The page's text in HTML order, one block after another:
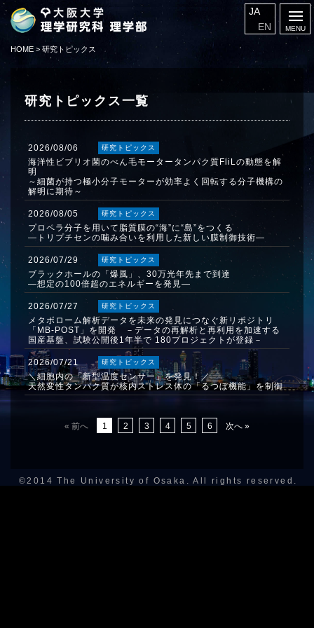
JA
EN
HOME > 研究トピックス
研究トピックス一覧
2026/08/06 研究トピックス
海洋性ビブリオ菌のべん毛モータータンパク質FliLの動態を解
明
～細菌が持つ極小分子モーターが効率よく回転する分子機構の
解明に期待～
2026/08/05 研究トピックス
プロペラ分子を用いて脂質膜の“海”に“島”をつくる
―トリプチセンの噛み合いを利用した新しい膜制御技術―
2026/07/29 研究トピックス
ブラックホールの「爆風」、30万光年先まで到達
―想定の100倍超のエネルギーを発見―
2026/07/27 研究トピックス
メタボローム解析データを未来の発見につなぐ新リポジトリ
「MB-POST」を開発 －データの再解析と再利用を加速する
国産基盤、試験公開後1年半で 180プロジェクトが登録－
2026/07/21 研究トピックス
＼細胞内の「新型温度センサー」を発見！／
天然変性タンパク質が核内ストレス体の「るつぼ機能」を制御
« 前へ 1 2 3 4 5 6 次へ »
©2014 The University of Osaka. All rights reserved.